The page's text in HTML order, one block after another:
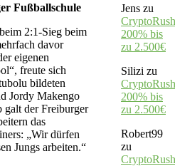
Fußballschule
2:1-Sieg beim
davor
eigenen
freute sich
bildeten
Jordy Makengo
galt der Freiburger
das
„Wir dürfen
Jungs arbeiten.“
Jens zu
200% bis
zu 2.500€
Silizi zu
200% bis
zu 2.500€
Robert99
zu